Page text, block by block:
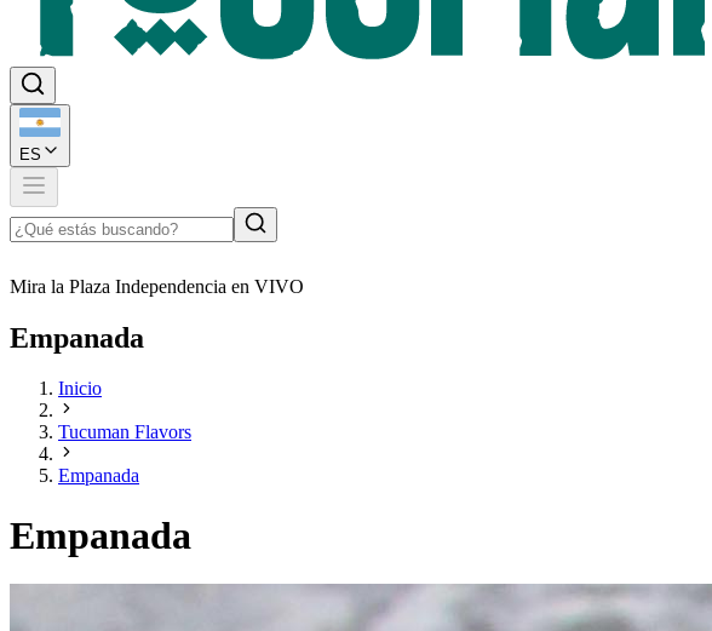
ES
Mira la Plaza Independencia en VIVO
Empanada
Inicio
Tucuman Flavors
Empanada
Empanada